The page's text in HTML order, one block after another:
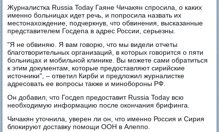
Журналистка Russia Today Гаяне Чичакян спросила, о каких
именно больницах идет речь, и попросила назвать их
местонахождение, подчеркнув, что обвинения, высказанные
представителем Госдепа в адрес России, серьезны.
"Я не обвиняю. Я вам говорю, что мы видели отчеты
благотворительных организаций, в которых говорится о пяти
больницах и мобильной клинике. Вы можете сами обратиться
к этим документам, которые предоставляют сирийские
источники", – ответил Кирби и предложил журналистке
адресовать ее вопросы также и минобороны РФ.
Он добавил, что Госдеп предоставит Russia Today всю
необходимую информацию после окончания брифинга.
Чичакян уточнила, уверен ли он, что именно Россия и Сирия
блокируют доставку помощи ООН в Алеппо.